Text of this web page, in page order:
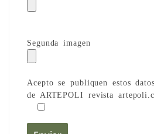
Segunda imagen
Acepto se publiquen estos
de ARTEPOLI revista